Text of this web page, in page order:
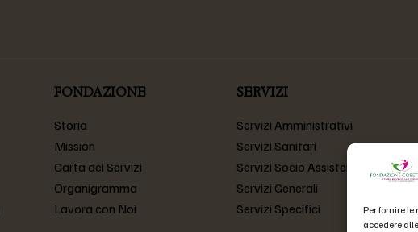
Per fornire
accedere
FONDAZIONE
Storia
Mission
Carta dei Servizi
Organigramma
Lavora con Noi
SERVIZI
Servizi Amministrativi
Servizi Sanitari
Servizi Socio Assistenziali
Servizi Generali
Servizi Specifici